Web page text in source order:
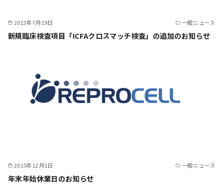
2013年7月19日 一般ニュース
新規臨床検査項目「ICFAクロスマッチ検査」の追加のお知らせ
2015年12月1日 一般ニュース
年末年始休業日のお知らせ